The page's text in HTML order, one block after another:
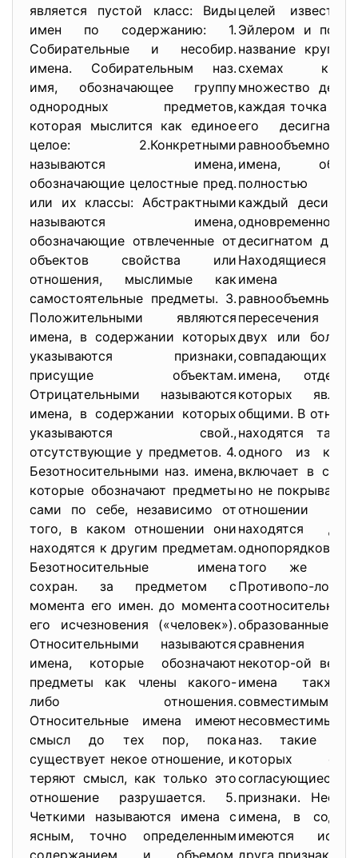
является пустой класс: Виды
имен по содержанию: 1.
Собирательные и несобир.
имена. Собирательным наз.
имя, обозначающее группу
однородных предметов,
которая мыслится как единое
целое: 2.Конкретными
называются имена,
обозначающие целостные пред.
или их классы: Абстрактными
называются имена,
обозначающие отвлеченные от
объектов свойства или
отношения, мыслимые как
самостоятельные предметы. 3.
Положительными являются
имена, в содержании которых
указываются признаки,
присущие объектам.
Отрицательными называются
имена, в содержании которых
указываются свой.,
отсутствующие у предметов. 4.
Безотносительными наз. имена,
которые обозначают предметы
сами по себе, независимо от
того, в каком отношении они
находятся к другим предметам.
Безотносительные имена
сохран. за предметом с
момента его имен. до момента
его исчезновения («человек»).
Относительными называются
имена, которые обозначают
предметы как члены какого-
либо отношения.
Относительные имена имеют
смысл до тех пор, пока
существует некое отношение, и
теряют смысл, как только это
отношение разрушается. 5.
Четкими называются имена с
ясным, точно определенным
содержанием и объемом.
целей
Эйлером и
название
схемах круг
множество
каждая точка в
его
имена,
полностью
каждый
десигнатом
Находящиеся в
имена
пересечения
двух или более
совпадающих
имена,
которых
общими. В
находятся
одного из
включает в себя
но не
отношении
находятся
того же
Противопо-
образованные
сравнения
некотор-ой вел.
имена также
наз. такие
которых
согласующиеся
признаки.
имена, в
имеются
друга признаки.